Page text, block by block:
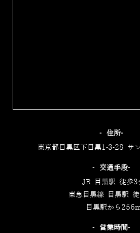
‐住所‐
東京都目黒区下目黒1-3-28 サ
‐交通手段‐
JR 目黒駅 徒歩3
東急目黒線 目黒駅
目黒駅から
‐営業時間‐